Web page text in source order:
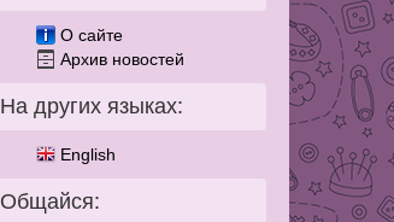
О сайте
Архив новостей
На других языках:
English
Общайся: